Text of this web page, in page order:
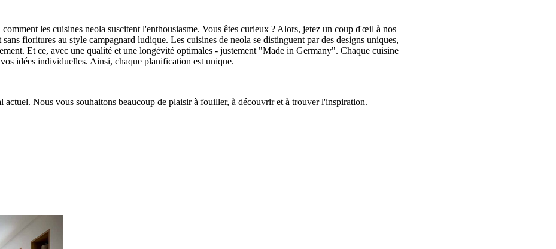
les cuisines neola suscitent l'enthousiasme. Vous êtes curieux ? Alors, jetez un coup d'œil à nos
fioritures au style campagnard ludique. Les cuisines de neola se distinguent par des designs uniques,
Et ce, avec une qualité et une longévité optimales - justement "Made in Germany". Chaque cuisine
vos idées individuelles. Ainsi, chaque planification est unique.
Nous vous souhaitons beaucoup de plaisir à fouiller, à découvrir et à trouver l'inspiration.